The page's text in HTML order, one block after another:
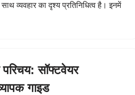
व्यवहार का दृश्य प्रतिनिधित्व है। इनमें
सॉफ्टवेयर
गाइड